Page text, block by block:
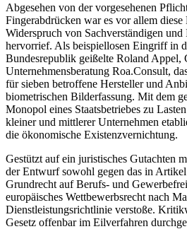
Abgesehen von der vorgesehenen
Fingerabdrücken war es vor allem diese
Widerspruch von Sachverständigen und
hervorrief. Als beispiellosen Eingriff in
Bundesrepublik geißelte Roland Appel,
Unternehmensberatung Roa.Consult,
für sieben betroffene Hersteller und
biometrischen Bilderfassung. Mit dem
Monopol eines Staatsbetriebes zu
kleiner und mittlerer Unternehmen
die ökonomische Existenzvernichtung.
Gestützt auf ein juristisches Gutachten
der Entwurf sowohl gegen das in
Grundrecht auf Berufs- und
europäisches Wettbewerbsrecht nach
Dienstleistungsrichtlinie verstoße.
Gesetz offenbar im Eilverfahren